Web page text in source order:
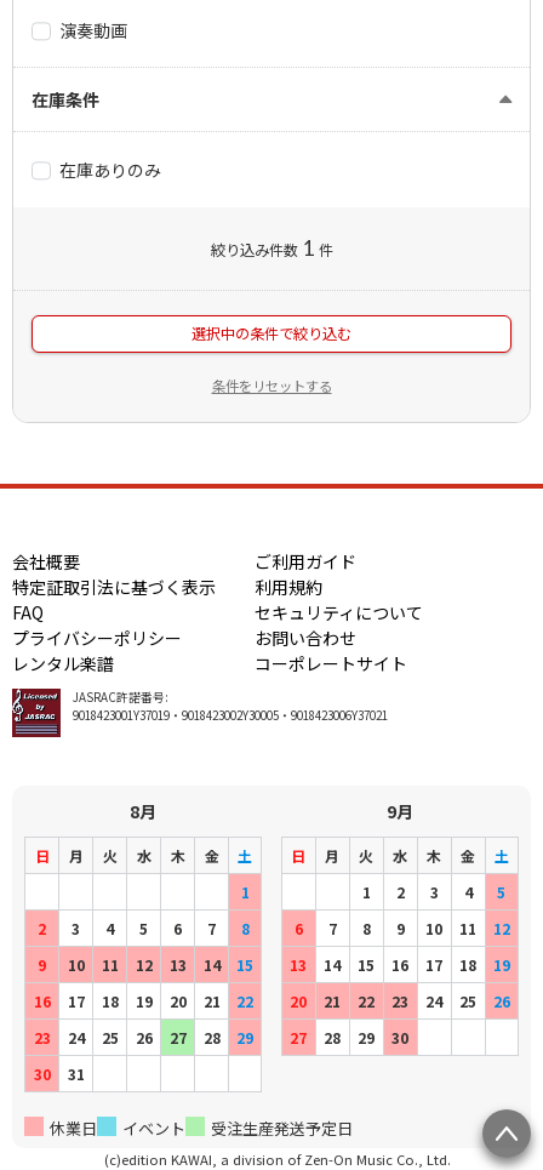
演奏動画
在庫条件
在庫ありのみ
絞り込み件数 1 件
選択中の条件で絞り込む
条件をリセットする
会社概要
ご利用ガイド
特定証取引法に基づく表示
利用規約
FAQ
セキュリティについて
プライバシーポリシー
お問い合わせ
レンタル楽譜
コーポレートサイト
JASRAC許諾番号:
9018423001Y37019・9018423002Y30005・9018423006Y37021
8月
日 月 火 水 木 金
土
1
2
3 4 5 6 7
8
9
10 11 12 13 14
15
16
17 18 19 20 21
22
23
24 25 26 27 28
29
30
31
9月
日 月 火 水 木 金
土
1
2 3 4
5
6
7 8 9 10 11
12
13
14 15 16 17 18
19
20
21 22 23 24 25
26
27
28 29 30
休業日 イベント 受注生産発送予定日
(c)edition KAWAI, a division of Zen-On Music Co., Ltd.